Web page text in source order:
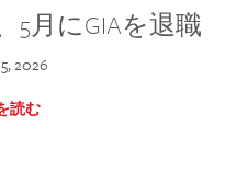
5月にGIAを退職
2026
読む